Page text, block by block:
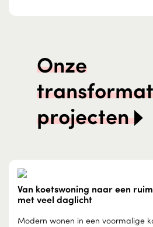
Onze
projecten
Van koetswoning naar een
met veel daglicht
Modern wonen in een voormalige